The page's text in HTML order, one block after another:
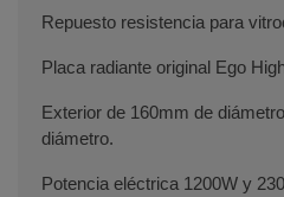
Repuesto resistencia para
Placa radiante original Ego
Exterior de 160mm de
diámetro.
Potencia eléctrica 1200W y